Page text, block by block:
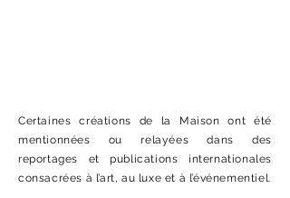
Certaines créations de la Maison ont été
mentionnées ou relayées dans des
reportages et publications internationales
consacrées à l’art, au luxe et à l’événementiel.